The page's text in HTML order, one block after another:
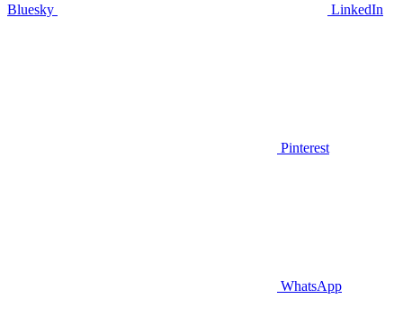
Bluesky LinkedIn
Pinterest
WhatsApp